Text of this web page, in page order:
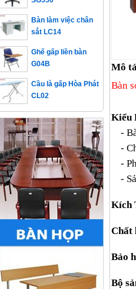
Mô
Bàn
Kiểu
-
-
-
-
Kích
Chất
Bảo
Bộ
sắt LC14
G04B
CL02